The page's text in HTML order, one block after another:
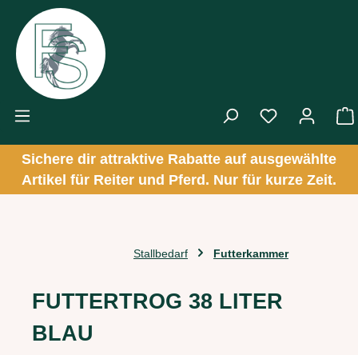
Zum Hauptinhalt springen
Sichere dir attraktive Rabatte auf ausgewählte
Artikel für Reiter und Pferd. Nur für kurze Zeit.
Stallbedarf Futterkammer
FUTTERTROG 38 LITER
BLAU